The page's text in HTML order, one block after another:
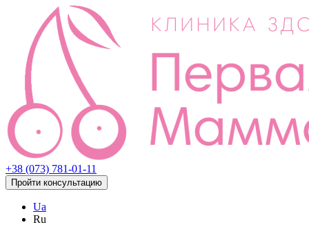
+38 (073) 781-01-11
Пройти консультацию
Ua
Ru